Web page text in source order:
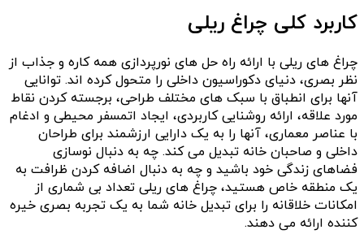
کاربرد کلی چراغ ریلی
چراغ های ریلی با ارائه راه حل های نورپردازی همه کاره و جذاب از
نظر بصری، دنیای دکوراسیون داخلی را متحول کرده اند. توانایی
آنها برای انطباق با سبک های مختلف طراحی، برجسته کردن نقاط
مورد علاقه، ارائه روشنایی کاربردی، ایجاد اتمسفر محیطی و ادغام
با عناصر معماری، آنها را به یک دارایی ارزشمند برای طراحان
داخلی و صاحبان خانه تبدیل می کند. چه به دنبال نوسازی
فضاهای زندگی خود باشید و چه به دنبال اضافه کردن ظرافت به
یک منطقه خاص هستید، چراغ های ریلی تعداد بی شماری از
امکانات خلاقانه را برای تبدیل خانه شما به یک تجربه بصری خیره
کننده ارائه می دهند.